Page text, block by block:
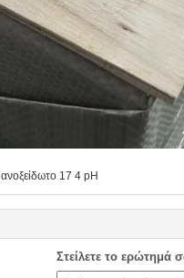
ανοξείδωτο 17 4 pH
Στείλετε το ερώτημά